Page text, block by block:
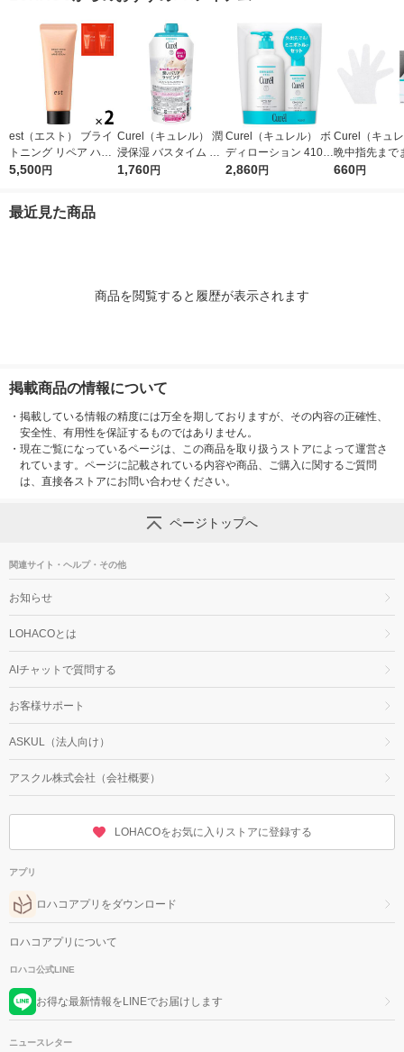
est（エスト） ブライ
トニング リペア ハン
ドセラム おまけ付き
5,500円
Curel（キュレル） 潤
浸保湿 バスタイム モ
イストバリアクリーム
1,760円
Curel（キュレル） ボ
ディローション 410m
L+110mLセット 花王
2,860円
Curel（キュ
晩中指先まで
守る お手入れ
660円
最近見た商品
商品を閲覧すると履歴が表示されます
掲載商品の情報について
・ 掲載している情報の精度には万全を期しておりますが、その内容の正確性、
安全性、有用性を保証するものではありません。
・ 現在ご覧になっているページは、この商品を取り扱うストアによって運営さ
れています。ページに記載されている内容や商品、ご購入に関するご質問
は、直接各ストアにお問い合わせください。
ページトップへ
関連サイト・ヘルプ・その他
お知らせ
LOHACOとは
AIチャットで質問する
お客様サポート
ASKUL（法人向け）
アスクル株式会社（会社概要）
LOHACOをお気に入りストアに登録する
アプリ
ロハコアプリをダウンロード
ロハコアプリについて
ロハコ公式LINE
お得な最新情報をLINEでお届けします
ニュースレター